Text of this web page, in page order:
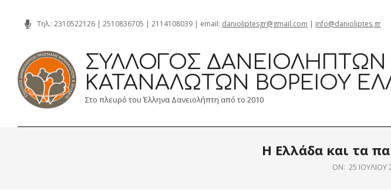
content
Τηλ.: 2310522126 | 2510836705 | 2114108039 | email: danioliptesgr@gmail.com | info@danioliptes.gr
ΣΎΛΛΟΓΟΣ ΔΑΝΕΙΟΛΗΠΤΏΝ
ΚΑΤΑΝΑΛΩΤΏΝ ΒΟΡΕΊΟΥ
Στο πλευρό του Έλληνα Δανειολήπτη από το 2010
Η Ελλάδα και τα
ON: 25 ΙΟΥΛΊΟΥ